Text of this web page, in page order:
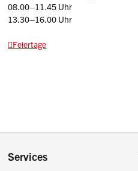
08.00–11.45 Uhr
13.30–16.00 Uhr
Feiertage
Footer
Services